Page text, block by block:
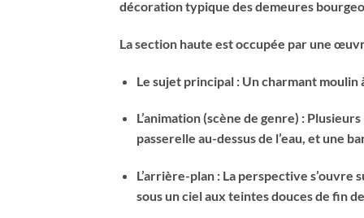
décoration typique des demeures
La section haute est occupée par une
Le sujet principal : Un charmant moulin
L’animation (scène de genre) :
passerelle au-dessus de l’eau, et une
L’arrière-plan : La perspective s’ouvre
sous un ciel aux teintes douces de fin